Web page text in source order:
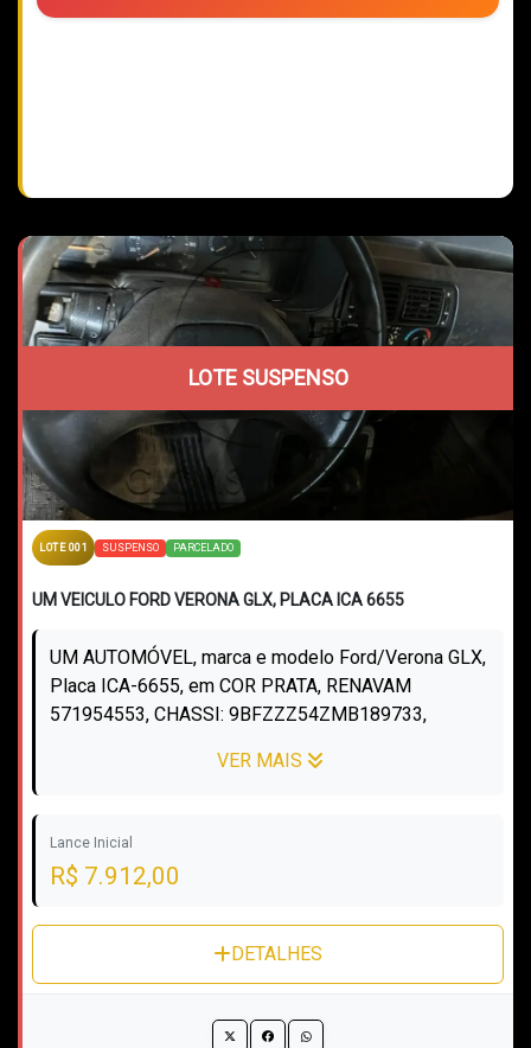
LOTE SUSPENSO
LOTE 001 SUSPENSO PARCELADO
UM VEICULO FORD VERONA GLX, PLACA ICA 6655
UM AUTOMÓVEL, marca e modelo Ford/Verona GLX,
Placa ICA-6655, em COR PRATA, RENAVAM
571954553, CHASSI: 9BFZZZ54ZMB189733,
VER MAIS
Lance Inicial
R$ 7.912,00
DETALHES